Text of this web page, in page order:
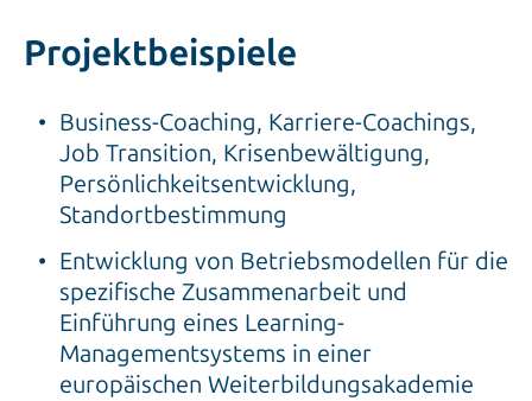
Projektbeispiele
Business-Coaching, Karriere-Coachings,
Job Transition, Krisenbewältigung,
Persönlichkeitsentwicklung,
Standortbestimmung
Entwicklung von Betriebsmodellen für die
spezifische Zusammenarbeit und
Einführung eines Learning-
Managementsystems in einer
europäischen Weiterbildungsakademie